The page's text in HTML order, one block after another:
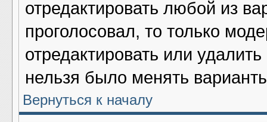
отредактировать любой из
проголосовал, то только
отредактировать или
нельзя было менять
Вернуться к началу